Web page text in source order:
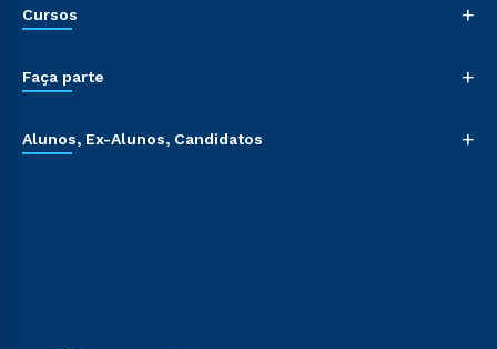
Cursos +
Faça parte +
Alunos, Ex-Alunos, Candidatos +